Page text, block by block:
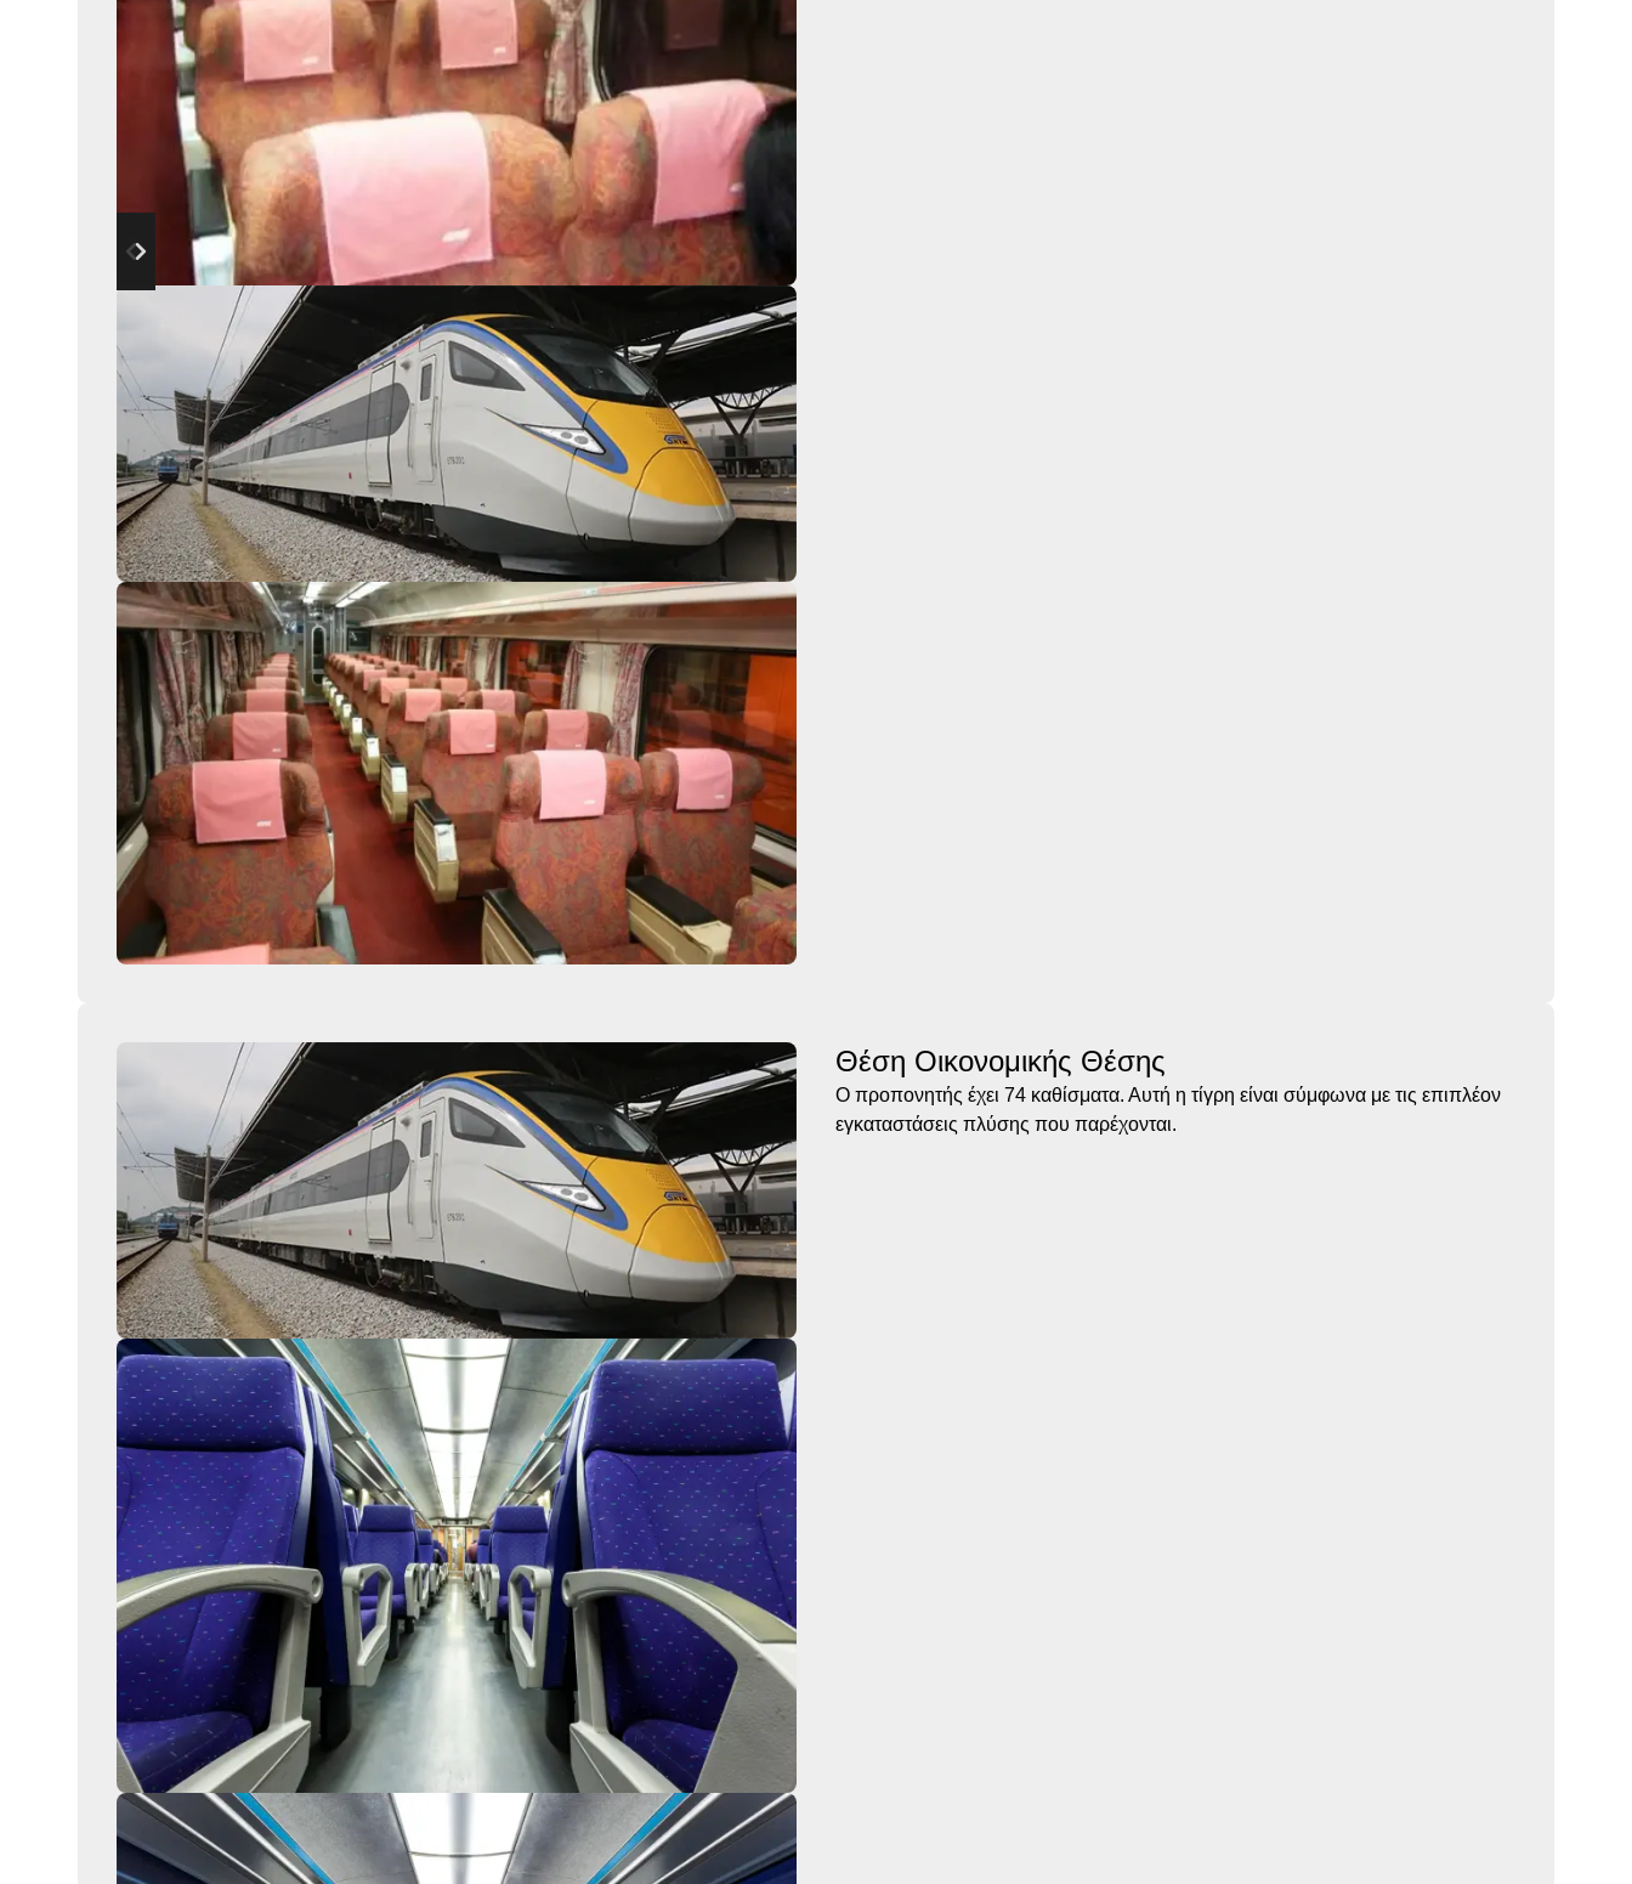
Θέση Οικονομικής Θέσης
Ο προπονητής έχει 74 καθίσματα. Αυτή η τίγρη είναι σύμφωνα με τις επιπλέον
εγκαταστάσεις πλύσης που παρέχονται.